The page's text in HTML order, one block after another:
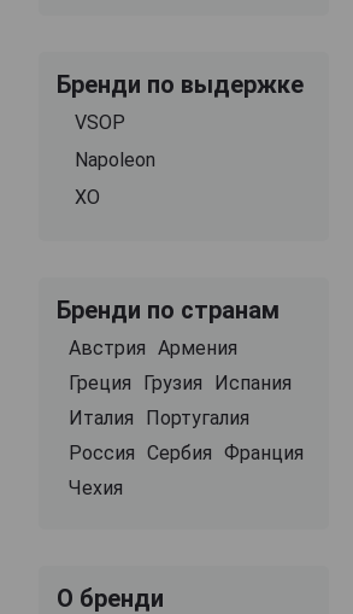
Бренди по выдержке
VSOP
Napoleon
XO
Бренди по странам
Австрия Армения
Греция
Грузия
Испания
Италия
Португалия
Россия Сербия Франция
Чехия
О бренди